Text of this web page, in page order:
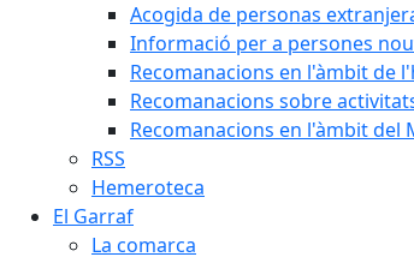
Acogida de personas
Informació per a persones
Recomanacions en l'àmbit de
Recomanacions sobre
Recomanacions en l'àmbit del
RSS
Hemeroteca
El Garraf
La comarca